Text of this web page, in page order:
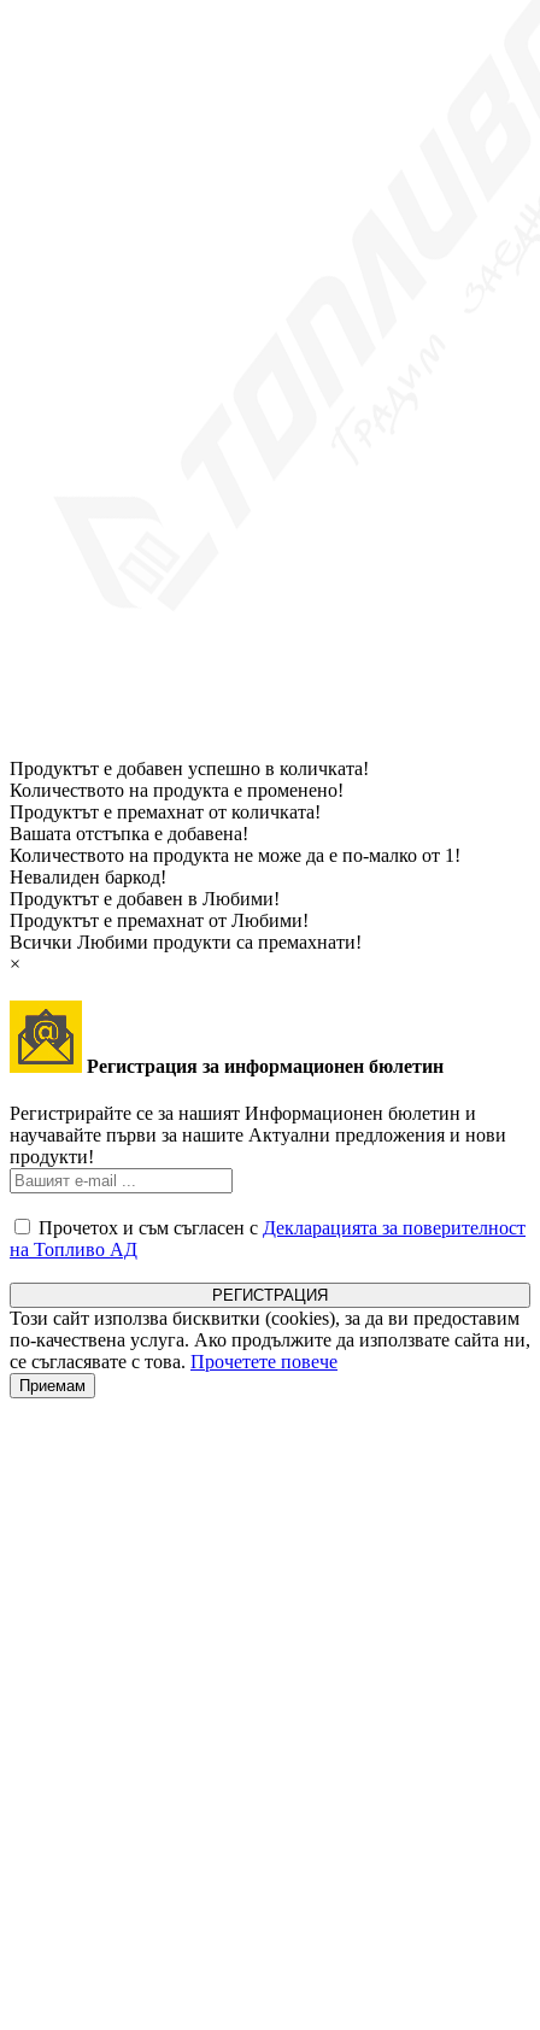
Продуктът е добавен успешно в количката!
Количеството на продукта е променено!
Продуктът е премахнат от количката!
Вашата отстъпка е добавена!
Количеството на продукта не може да е по-малко от 1!
Невалиден баркод!
Продуктът е добавен в Любими!
Продуктът е премахнат от Любими!
Всички Любими продукти са премахнати!
×
Регистрация за информационен бюлетин
Регистрирайте се за нашият Информационен бюлетин и
научавайте първи за нашите Актуални предложения и нови
продукти!
Прочетох и съм съгласен с Декларацията за поверителност
на Топливо АД
Този сайт използва бисквитки (cookies), за да ви предоставим
по-качествена услуга. Ако продължите да използвате сайта ни,
се съгласявате с това. Прочетете повече
Приемам